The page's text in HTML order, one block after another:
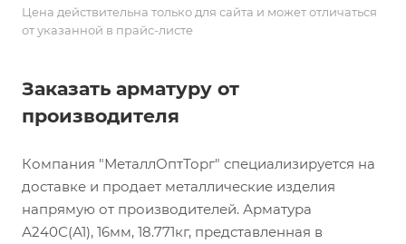
Цена действительна только для сайта и может отличаться
от указанной в прайс-листе
Заказать арматуру от
производителя
Компания "МеталлОптТорг" специализируется на
доставке и продает металлические изделия
напрямую от производителей. Арматура
А240С(А1), 16мм, 18.771кг, представленная в